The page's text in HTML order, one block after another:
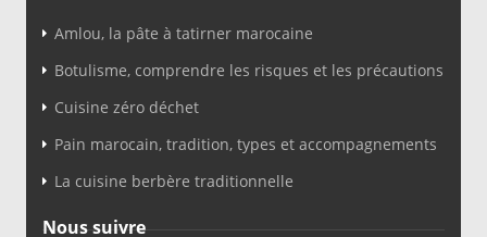
Amlou, la pâte à tatirner marocaine
Botulisme, comprendre les risques et les précautions
Cuisine zéro déchet
Pain marocain, tradition, types et accompagnements
La cuisine berbère traditionnelle
Nous suivre